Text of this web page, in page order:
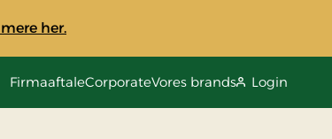
her.
FirmaaftaleCorporateVores brands Login